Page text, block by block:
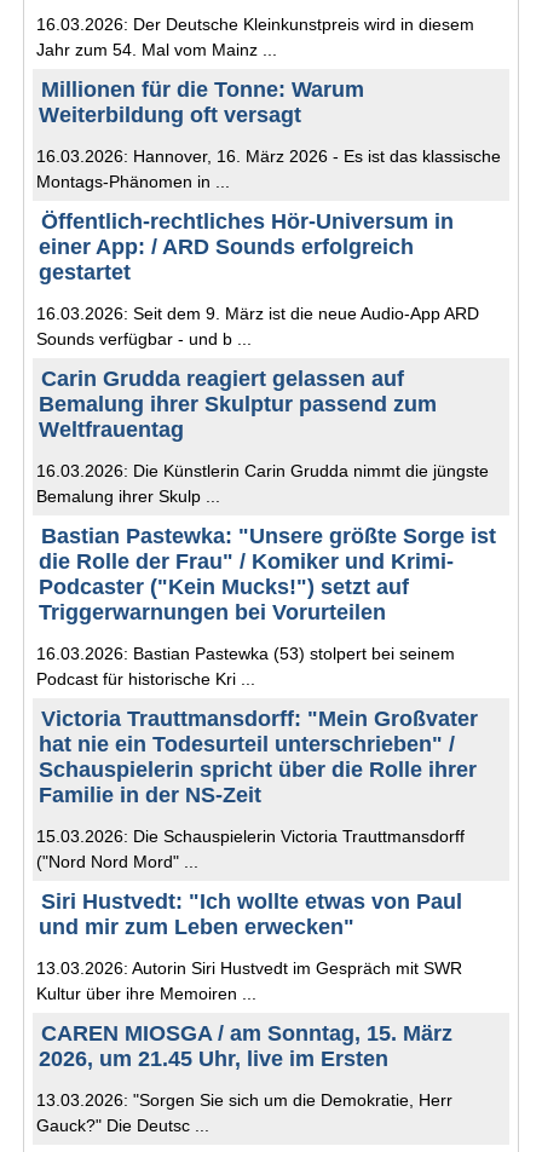
16.03.2026: Der Deutsche Kleinkunstpreis wird in diesem
Jahr zum 54. Mal vom Mainz ...
Millionen für die Tonne: Warum
Weiterbildung oft versagt
16.03.2026: Hannover, 16. März 2026 - Es ist das klassische
Montags-Phänomen in ...
Öffentlich-rechtliches Hör-Universum in
einer App: / ARD Sounds erfolgreich
gestartet
16.03.2026: Seit dem 9. März ist die neue Audio-App ARD
Sounds verfügbar - und b ...
Carin Grudda reagiert gelassen auf
Bemalung ihrer Skulptur passend zum
Weltfrauentag
16.03.2026: Die Künstlerin Carin Grudda nimmt die jüngste
Bemalung ihrer Skulp ...
Bastian Pastewka: "Unsere größte Sorge ist
die Rolle der Frau" / Komiker und Krimi-
Podcaster ("Kein Mucks!") setzt auf
Triggerwarnungen bei Vorurteilen
16.03.2026: Bastian Pastewka (53) stolpert bei seinem
Podcast für historische Kri ...
Victoria Trauttmansdorff: "Mein Großvater
hat nie ein Todesurteil unterschrieben" /
Schauspielerin spricht über die Rolle ihrer
Familie in der NS-Zeit
15.03.2026: Die Schauspielerin Victoria Trauttmansdorff
("Nord Nord Mord" ...
Siri Hustvedt: "Ich wollte etwas von Paul
und mir zum Leben erwecken"
13.03.2026: Autorin Siri Hustvedt im Gespräch mit SWR
Kultur über ihre Memoiren ...
CAREN MIOSGA / am Sonntag, 15. März
2026, um 21.45 Uhr, live im Ersten
13.03.2026: "Sorgen Sie sich um die Demokratie, Herr
Gauck?" Die Deutsc ...